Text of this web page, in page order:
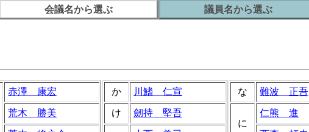
会議名から選ぶ 議員名から選ぶ
赤澤 康宏
荒木 勝美
か 川鰭 仁宣
け 劒持 堅吾
な 難波 正吾
に
仁熊 進